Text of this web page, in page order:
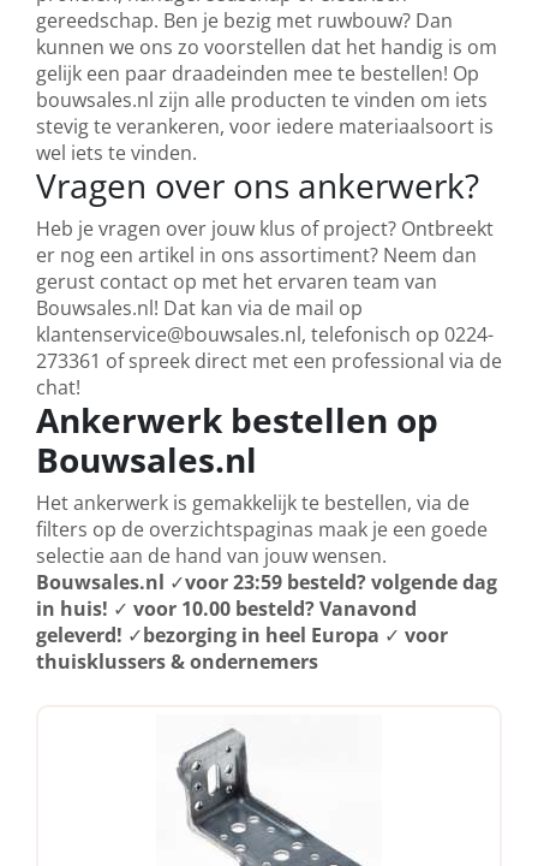
gereedschap. Ben je bezig met ruwbouw? Dan
kunnen we ons zo voorstellen dat het handig is om
gelijk een paar draadeinden mee te bestellen! Op
bouwsales.nl zijn alle producten te vinden om iets
stevig te verankeren, voor iedere materiaalsoort is
wel iets te vinden.
Vragen over ons ankerwerk?
Heb je vragen over jouw klus of project? Ontbreekt
er nog een artikel in ons assortiment? Neem dan
gerust contact op met het ervaren team van
Bouwsales.nl! Dat kan via de mail op
klantenservice@bouwsales.nl, telefonisch op 0224-
273361 of spreek direct met een professional via de
chat!
Ankerwerk bestellen op
Bouwsales.nl
Het ankerwerk is gemakkelijk te bestellen, via de
filters op de overzichtspaginas maak je een goede
selectie aan de hand van jouw wensen.
Bouwsales.nl ✓voor 23:59 besteld? volgende dag
in huis! ✓ voor 10.00 besteld? Vanavond
geleverd! ✓bezorging in heel Europa ✓ voor
thuisklussers & ondernemers